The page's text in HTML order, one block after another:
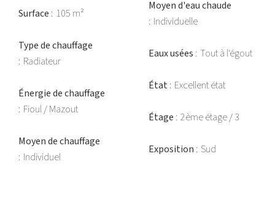
Surface 105 m²
Type de chauffage
Radiateur
Énergie de chauffage
Fioul / Mazout
Moyen de chauffage
Individuel
Moyen d'eau chaude
Individuelle
Eaux usées Tout à l'égout
État Excellent état
Étage 2ème étage / 3
Exposition Sud